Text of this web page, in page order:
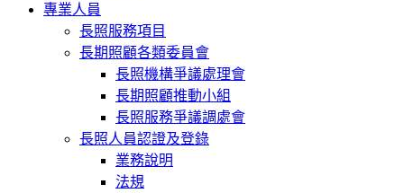
專業人員
長照服務項目
長期照顧各類委員會
長照機構爭議處理會
長期照顧推動小組
長照服務爭議調處會
長照人員認證及登錄
業務說明
法規